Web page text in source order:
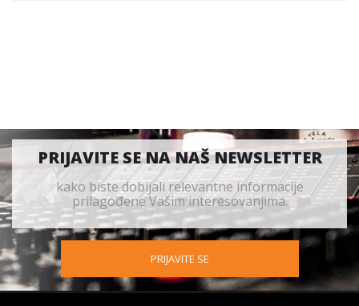
PRIJAVITE SE NA NAŠ NEWSLETTER
kako biste dobijali relevantne informacije
prilagođene Vašim interesovanjima.
PRIJAVITE SE